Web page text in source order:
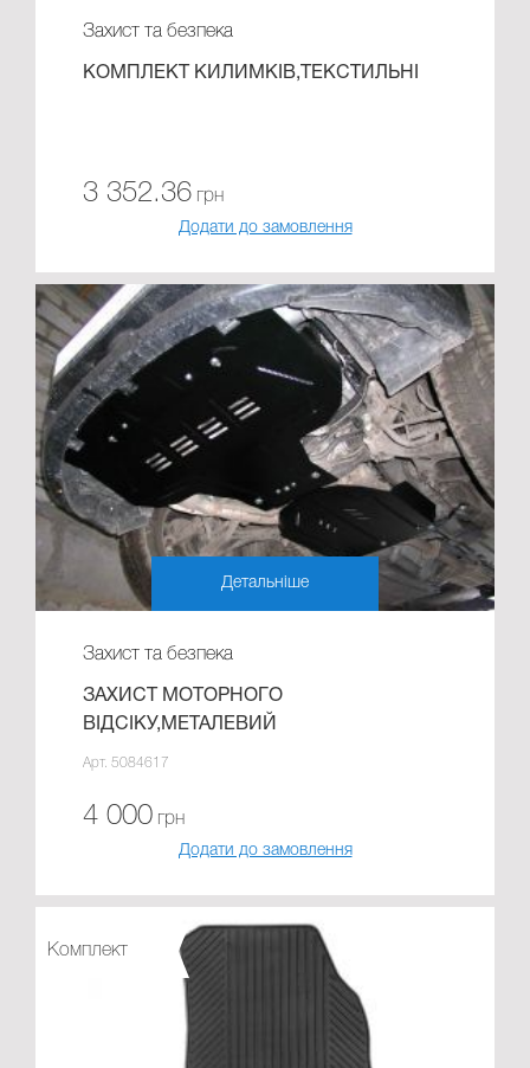
Захист та безпека
КОМПЛЕКТ КИЛИМКІВ,ТЕКСТИЛЬНІ
3 352.36 грн
Додати до замовлення
Детальніше
Захист та безпека
ЗАХИСТ МОТОРНОГО
ВІДСІКУ,МЕТАЛЕВИЙ
Арт. 5084617
4 000 грн
Додати до замовлення
Комплект